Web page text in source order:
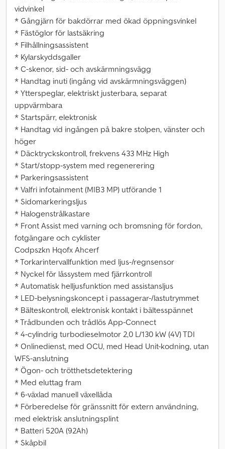
vidvinkel
* Gångjärn för bakdörrar med ökad öppningsvinkel
* Fästöglor för lastsäkring
* Filhållningsassistent
* Kylarskyddsgaller
* C-skenor, sid- och avskärmningsvägg
* Handtag inuti (ingång vid avskärmningsväggen)
* Ytterspeglar, elektriskt justerbara, separat
uppvärmbara
* Startspärr, elektronisk
* Handtag vid ingången på bakre stolpen, vänster och
höger
* Däcktryckskontroll, frekvens 433 MHz High
* Start/stopp-system med regenerering
* Parkeringsassistent
* Valfri infotainment (MIB3 MP) utförande 1
* Sidomarkeringsljus
* Halogenstrålkastare
* Front Assist med varning och bromsning för fordon,
fotgängare och cyklister
Codpszkn Hqofx Ahcerf
* Torkarintervallfunktion med ljus-/regnsensor
* Nyckel för låssystem med fjärrkontroll
* Automatisk helljusfunktion med assistansljus
* LED-belysningskoncept i passagerar-/lastutrymmet
* Bälteskontroll, elektronisk kontakt i bältesspännet
* Trådbunden och trådlös App-Connect
* 4-cylindrig turbodieselmotor 2,0 L/130 kW (4V) TDI
* Onlinedienst, med OCU, med Head Unit-kodning, utan
WFS-anslutning
* Ögon- och trötthetsdetektering
* Med eluttag fram
* 6-växlad manuell växellåda
* Förberedelse för gränssnitt för extern användning,
med elektrisk anslutningsplint
* Batteri 520A (92Ah)
* Skåpbil